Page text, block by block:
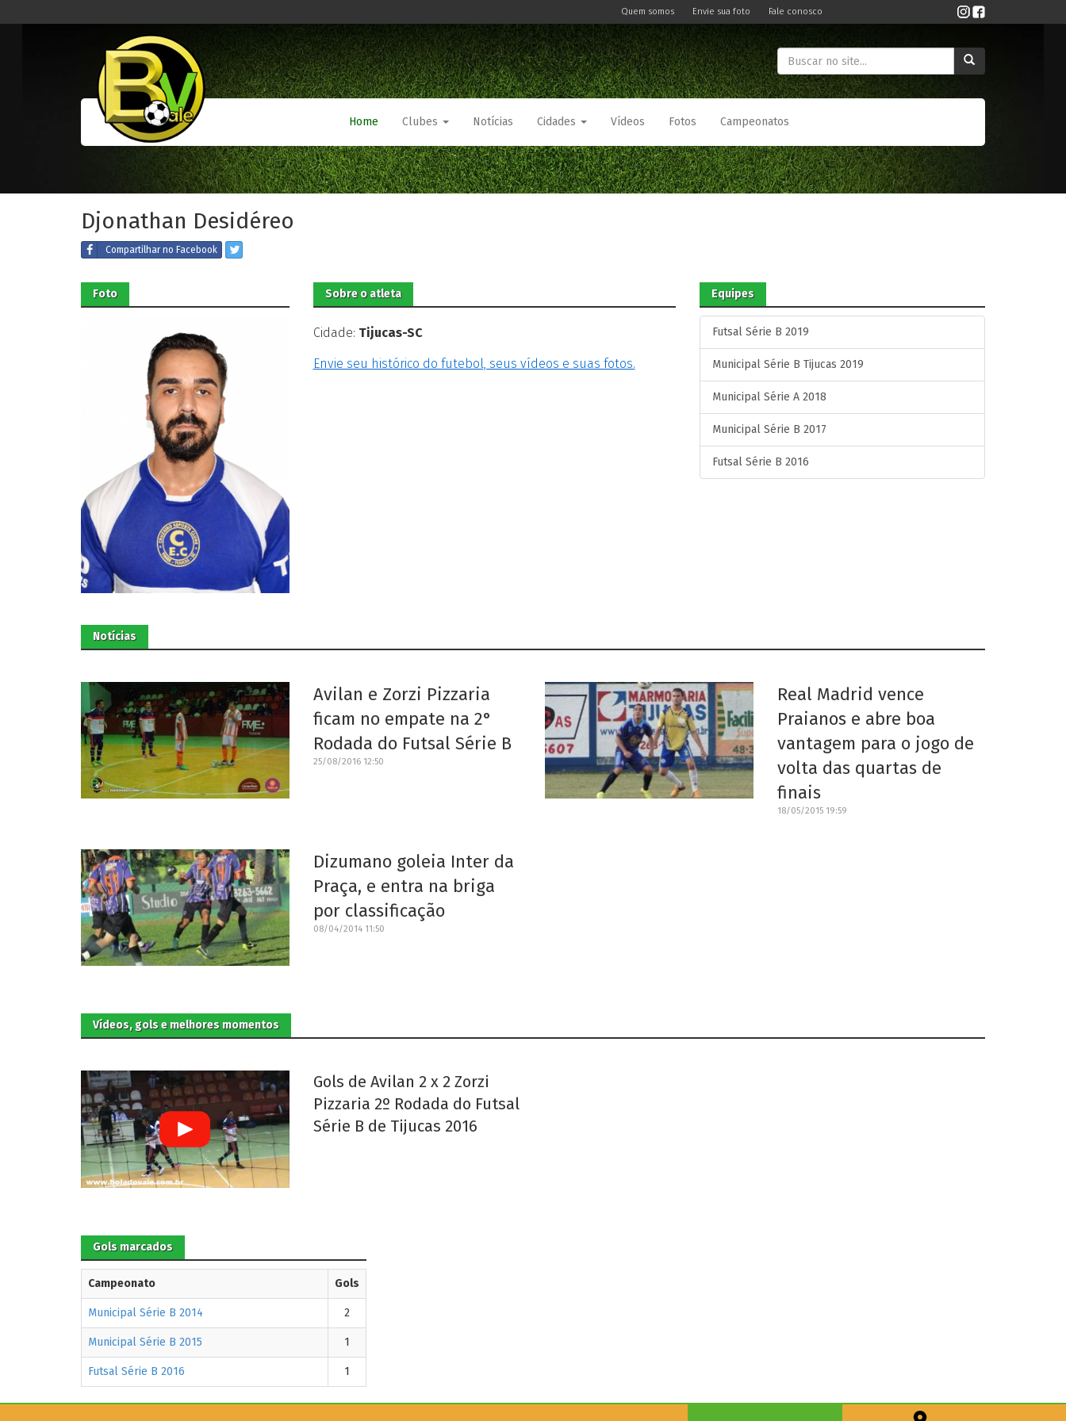
Quem somos Envie sua foto Fale conosco
Home Clubes Notícias Cidades Vídeos Fotos Campeonatos
Djonathan Desidéreo
Compartilharno Facebook
Foto Sobre o atleta
Cidade: Tijucas-SC
Envie seu histórico do futebol, seus vídeos e suas fotos.
Equipes
Futsal Série B 2019
Municipal Série B Tijucas 2019
Municipal Série A 2018
Municipal Série B 2017
Futsal Série B 2016
Notícias
Avilan e Zorzi Pizzaria
ficam no empate na 2°
Rodada do Futsal Série B
25/08/2016 12:50
Real Madrid vence
Praianos e abre boa
vantagem para o jogo de
volta das quartas de
finais
18/05/2015 19:59
Dizumano goleia Inter da
Praça, e entra na briga
por classificação
08/04/2014 11:50
Vídeos, gols e melhores momentos
Gols de Avilan 2 x 2 Zorzi
Pizzaria 2º Rodada do Futsal
Série B de Tijucas 2016
Gols marcados
Campeonato Gols
Municipal Série B 2014 2
Municipal Série B 2015 1
Futsal Série B 2016 1